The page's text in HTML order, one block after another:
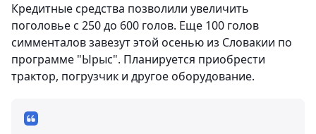
Кредитные средства позволили увеличить
поголовье с 250 до 600 голов. Еще 100 голов
симменталов завезут этой осенью из Словакии по
программе "Ырыс". Планируется приобрести
трактор, погрузчик и другое оборудование.